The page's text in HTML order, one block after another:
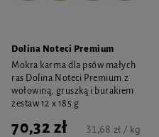
Dolina Noteci Premium
Mokra karma dla psów małych
ras Dolina Noteci Premium z
wołowiną, gruszką i burakiem
zestaw 12 x 185 g
70,32 zł 31,68 zł / kg